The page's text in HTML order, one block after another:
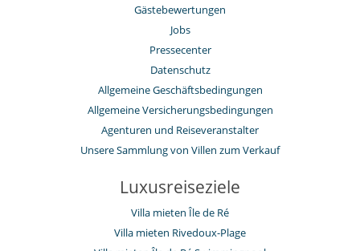
Gästebewertungen
Jobs
Pressecenter
Datenschutz
Allgemeine Geschäftsbedingungen
Allgemeine Versicherungsbedingungen
Agenturen und Reiseveranstalter
Unsere Sammlung von Villen zum Verkauf
Luxusreiseziele
Villa mieten Île de Ré
Villa mieten Rivedoux-Plage